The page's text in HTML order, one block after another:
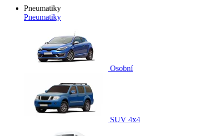
Pneumatiky
Pneumatiky
Osobní
SUV 4x4